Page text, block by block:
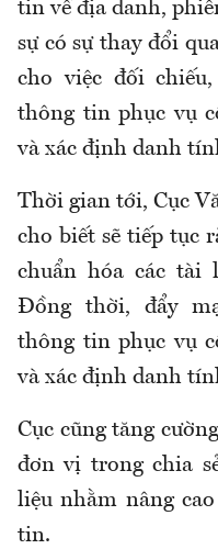
tin về địa danh,
sự có sự thay đổi
cho việc đối
thông tin phục vụ
và xác định danh
Thời gian tới, Cục
cho biếtsẽ tiếp tục
chuẩn hóa các tài
Đồng thời, đẩy
thông tin phục vụ
và xác định danh
Cục cũng tăng
đơn vị trong chia
liệu nhằm nâng
tin.